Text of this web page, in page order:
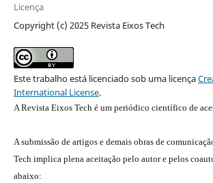
Licença
Copyright (c) 2025 Revista Eixos Tech
Este trabalho está licenciado sob uma licença
International License.
A Revista Eixos Tech é um periódico científico de
A submissão de artigos e demais obras de
Tech implica plena aceitação pelo autor e pelos
abaixo: